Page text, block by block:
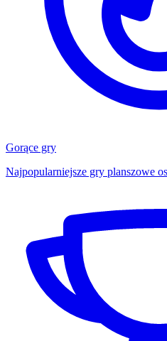
Gorące gry
Najpopularniejsze gry planszowe